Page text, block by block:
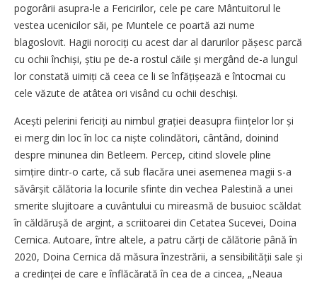
pogorârii asupra-le a Fericirilor, cele pe care Mântuitorul le
vestea ucenicilor săi, pe Muntele ce poartă azi nume
blagoslovit. Hagii norociți cu acest dar al darurilor pășesc parcă
cu ochii închiși, știu pe de-a rostul căile și mergând de-a lungul
lor constată uimiți că ceea ce li se înfățișează e întocmai cu
cele văzute de atâtea ori visând cu ochii deschiși.
Acești pelerini fericiți au nimbul grației deasupra ființelor lor și
ei merg din loc în loc ca niște colindători, cântând, doinind
despre minunea din Betleem. Percep, citind slovele pline
simțire dintr-o carte, că sub flacăra unei asemenea magii s-a
săvârșit călătoria la locurile sfinte din vechea Palestină a unei
smerite slujitoare a cuvântului cu mireasmă de busuioc scăldat
în căldărușă de argint, a scriitoarei din Cetatea Sucevei, Doina
Cernica. Autoare, între altele, a patru cărți de călătorie până în
2020, Doina Cernica dă măsura înzestrării, a sensibilității sale și
a credinței de care e înflăcărată în cea de a cincea, „Neaua